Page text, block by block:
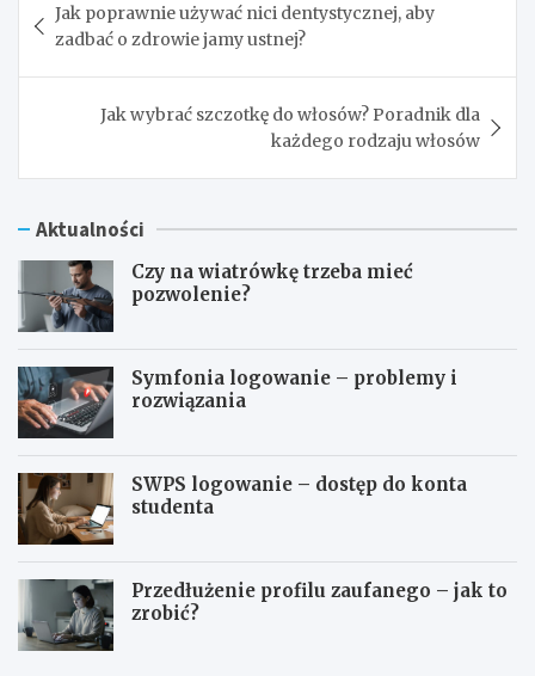
wpisu
Jak poprawnie używać nici dentystycznej, aby
zadbać o zdrowie jamy ustnej?
Jak wybrać szczotkę do włosów? Poradnik dla
każdego rodzaju włosów
Aktualności
Czy na wiatrówkę trzeba mieć
pozwolenie?
Symfonia logowanie – problemy i
rozwiązania
SWPS logowanie – dostęp do konta
studenta
Przedłużenie profilu zaufanego – jak to
zrobić?
C
S